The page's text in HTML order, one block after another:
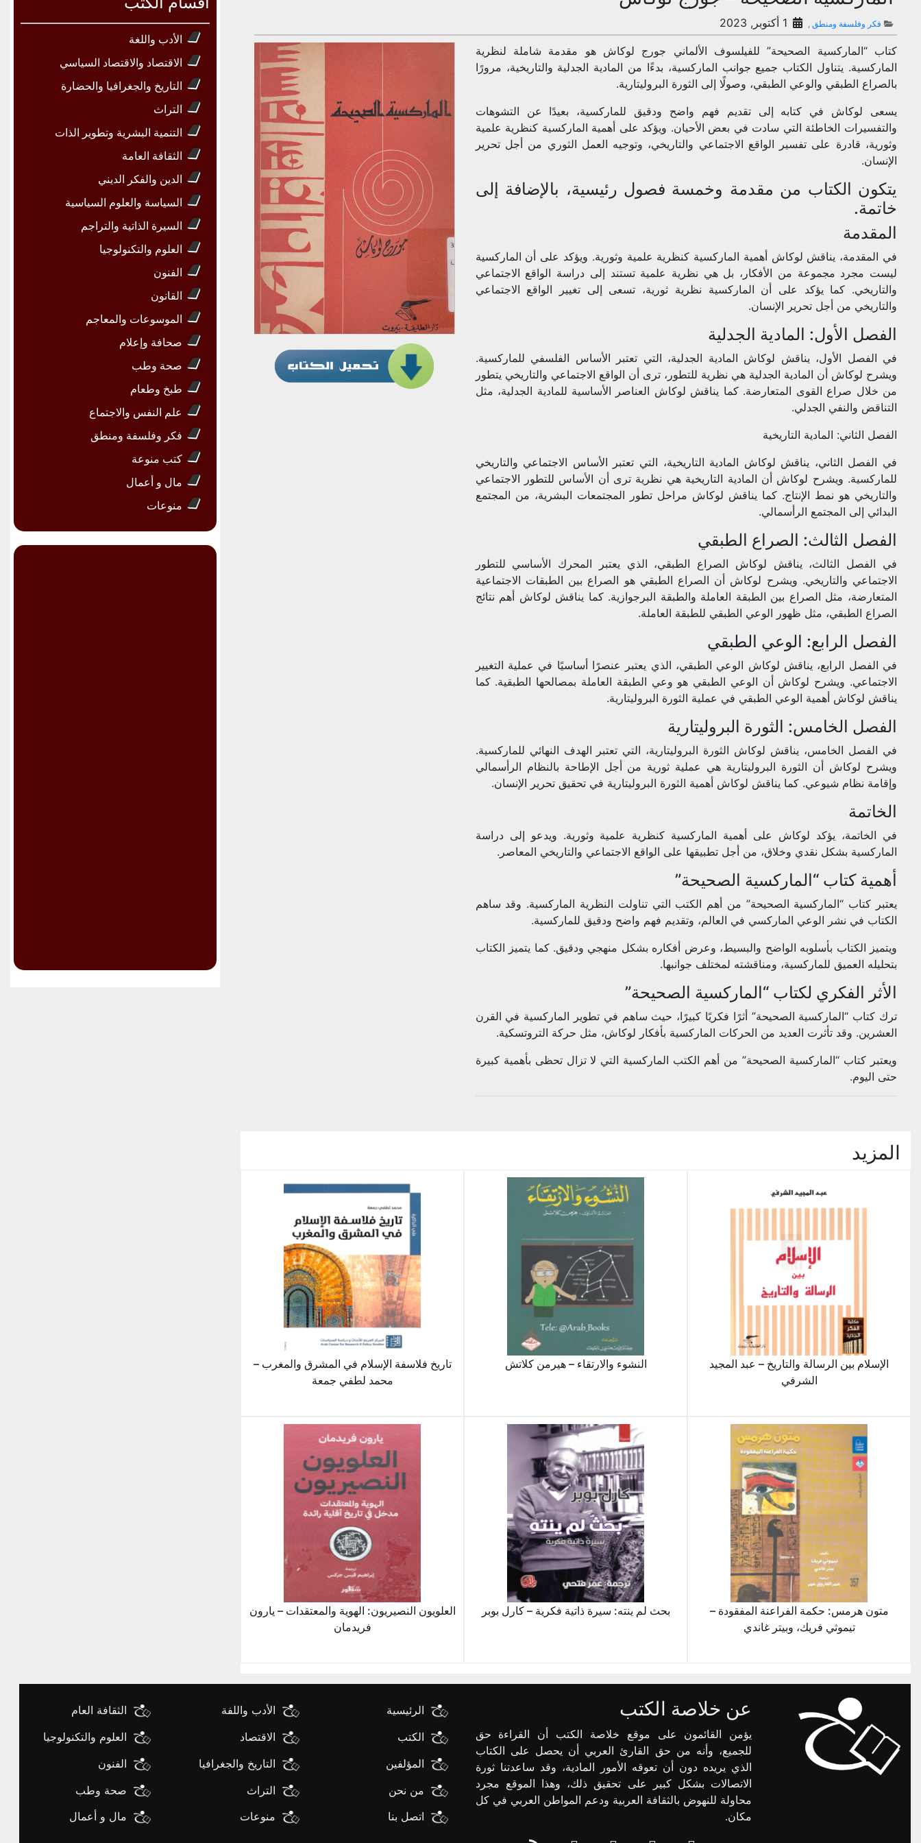
فكر وفلسفة ومنطق ,
كتاب “الماركسية الصحيحة” للفيلسوف الألماني جورج لوكاش هو مقدمة شاملة لنظرية
الماركسية. يتناول الكتاب جميع جوانب الماركسية، بدءًا من المادية الجدلية والتاريخية، مرورًا
بالصراع الطبقي والوعي الطبقي، وصولًا إلى الثورة البروليتارية.
يسعى لوكاش في كتابه إلى تقديم فهم واضح ودقيق للماركسية، بعيدًا عن التشوهات
والتفسيرات الخاطئة التي سادت في بعض الأحيان. ويؤكد على أهمية الماركسية كنظرية علمية
وثورية، قادرة على تفسير الواقع الاجتماعي والتاريخي، وتوجيه العمل الثوري من أجل تحرير
الإنسان.
يتكون الكتاب من مقدمة وخمسة فصول رئيسية، بالإضافة إلى
خاتمة.
المقدمة
في المقدمة، يناقش لوكاش أهمية الماركسية كنظرية علمية وثورية. ويؤكد على أن الماركسية
ليست مجرد مجموعة من الأفكار، بل هي نظرية علمية تستند إلى دراسة الواقع الاجتماعي
والتاريخي. كما يؤكد على أن الماركسية نظرية ثورية، تسعى إلى تغيير الواقع الاجتماعي
والتاريخي من أجل تحرير الإنسان.
الفصل الأول: المادية الجدلية
في الفصل الأول، يناقش لوكاش المادية الجدلية، التي تعتبر الأساس الفلسفي للماركسية.
ويشرح لوكاش أن المادية الجدلية هي نظرية للتطور، ترى أن الواقع الاجتماعي والتاريخي يتطور
من خلال صراع القوى المتعارضة. كما يناقش لوكاش العناصر الأساسية للمادية الجدلية، مثل
التناقض والنفي الجدلي.
الفصل الثاني: المادية التاريخية
في الفصل الثاني، يناقش لوكاش المادية التاريخية، التي تعتبر الأساس الاجتماعي والتاريخي
للماركسية. ويشرح لوكاش أن المادية التاريخية هي نظرية ترى أن الأساس للتطور الاجتماعي
والتاريخي هو نمط الإنتاج. كما يناقش لوكاش مراحل تطور المجتمعات البشرية، من المجتمع
البدائي إلى المجتمع الرأسمالي.
الفصل الثالث: الصراع الطبقي
في الفصل الثالث، يناقش لوكاش الصراع الطبقي، الذي يعتبر المحرك الأساسي للتطور
الاجتماعي والتاريخي. ويشرح لوكاش أن الصراع الطبقي هو الصراع بين الطبقات الاجتماعية
المتعارضة، مثل الصراع بين الطبقة العاملة والطبقة البرجوازية. كما يناقش لوكاش أهم نتائج
الصراع الطبقي، مثل ظهور الوعي الطبقي للطبقة العاملة.
الفصل الرابع: الوعي الطبقي
في الفصل الرابع، يناقش لوكاش الوعي الطبقي، الذي يعتبر عنصرًا أساسيًا في عملية التغيير
الاجتماعي. ويشرح لوكاش أن الوعي الطبقي هو وعي الطبقة العاملة بمصالحها الطبقية. كما
يناقش لوكاش أهمية الوعي الطبقي في عملية الثورة البروليتارية.
الفصل الخامس: الثورة البروليتارية
في الفصل الخامس، يناقش لوكاش الثورة البروليتارية، التي تعتبر الهدف النهائي للماركسية.
ويشرح لوكاش أن الثورة البروليتارية هي عملية ثورية من أجل الإطاحة بالنظام الرأسمالي
وإقامة نظام شيوعي. كما يناقش لوكاش أهمية الثورة البروليتارية في تحقيق تحرير الإنسان.
الخاتمة
في الخاتمة، يؤكد لوكاش على أهمية الماركسية كنظرية علمية وثورية. ويدعو إلى دراسة
الماركسية بشكل نقدي وخلاق، من أجل تطبيقها على الواقع الاجتماعي والتاريخي المعاصر.
أهمية كتاب “الماركسية الصحيحة”
يعتبر كتاب “الماركسية الصحيحة” من أهم الكتب التي تناولت النظرية الماركسية. وقد ساهم
الكتاب في نشر الوعي الماركسي في العالم، وتقديم فهم واضح ودقيق للماركسية.
ويتميز الكتاب بأسلوبه الواضح والبسيط، وعرض أفكاره بشكل منهجي ودقيق. كما يتميز الكتاب
بتحليله العميق للماركسية، ومناقشته لمختلف جوانبها.
الأثر الفكري لكتاب “الماركسية الصحيحة”
ترك كتاب “الماركسية الصحيحة” أثرًا فكريًا كبيرًا، حيث ساهم في تطوير الماركسية في القرن
العشرين. وقد تأثرت العديد من الحركات الماركسية بأفكار لوكاش، مثل حركة التروتسكية.
ويعتبر كتاب “الماركسية الصحيحة” من أهم الكتب الماركسية التي لا تزال تحظى بأهمية كبيرة
حتى اليوم.
المزيد
الإسلام بين الرسالة والتاريخ – عبد المجيد
الشرفي
النشوء والارتقاء – هيرمن كلاتش
تاريخ فلاسفة الإسلام في المشرق والمغرب –
محمد لطفي جمعة
متون هرمس: حكمة الفراعنة المفقودة –
تيموثي فريك، وبيتر غاندي
بحث لم ينته: سيرة ذاتية فكرية – كارل بوبر
العلويون النصيريون: الهوية والمعتقدات – يارون
فريدمان
الأدب واللغة
الاقتصاد والاقتصاد السياسي
التاريخ والجغرافيا والحضارة
التراث
التنمية البشرية وتطوير الذات
الثقافة العامة
الدين والفكر الديني
السياسة والعلوم السياسية
السيرة الذاتية والتراجم
العلوم والتكنولوجيا
الفنون
القانون
الموسوعات والمعاجم
صحافة وإعلام
صحة وطب
طبخ وطعام
علم النفس والاجتماع
فكر وفلسفة ومنطق
كتب منوعة
مال و أعمال
منوعات
عن خلاصة الكتب
يؤمن القائمون على موقع خلاصة الكتب أن القراءة حق
للجميع، وأنه من حق القارئ العربي أن يحصل على الكتاب
الذي يريده دون أن تعوقه الأمور المادية، وقد ساعدتنا ثورة
الاتصالات بشكل كبير على تحقيق ذلك، وهذا الموقع مجرد
محاولة للنهوض بالثقافة العربية ودعم المواطن العربي في كل
مكان.
الرئيسية
الكتب
المؤلفين
من نحن
اتصل بنا
الأدب واللفة
الاقتصاد
التاريخ والجغرافيا
التراث
منوعات
الثقافة العام
العلوم والتكنولوجيا
الفنون
صحة وطب
مال و أعمال